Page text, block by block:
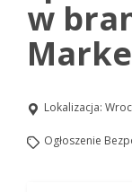
w
Lokalizacja:
Ogłoszenie